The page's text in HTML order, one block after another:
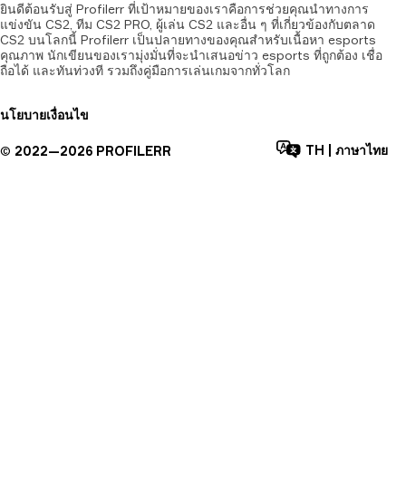
ยินดีต้อนรับสู่ Profilerr ที่เป้าหมายของเราคือการช่วยคุณนำทางการ
แข่งขัน CS2, ทีม CS2 PRO, ผู้เล่น CS2 และอื่น ๆ ที่เกี่ยวข้องกับตลาด
CS2 บนโลกนี้ Profilerr เป็นปลายทางของคุณสำหรับเนื้อหา esports
คุณภาพ นักเขียนของเรามุ่งมั่นที่จะนำเสนอข่าว esports ที่ถูกต้อง เชื่อ
ถือได้ และทันท่วงที รวมถึงคู่มือการเล่นเกมจากทั่วโลก
นโยบายเงื่อนไข
© 2022—2026 PROFILERR TH ภาษาไทย